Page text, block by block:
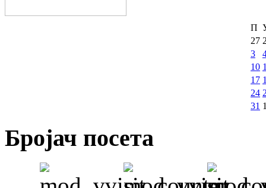
П
27
3
10
17
24
31
Бројач посета